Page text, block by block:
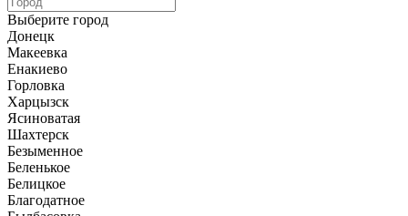
Выберите город
Донецк
Макеевка
Енакиево
Горловка
Харцызск
Ясиноватая
Шахтерск
Безыменное
Беленькое
Белицкое
Благодатное